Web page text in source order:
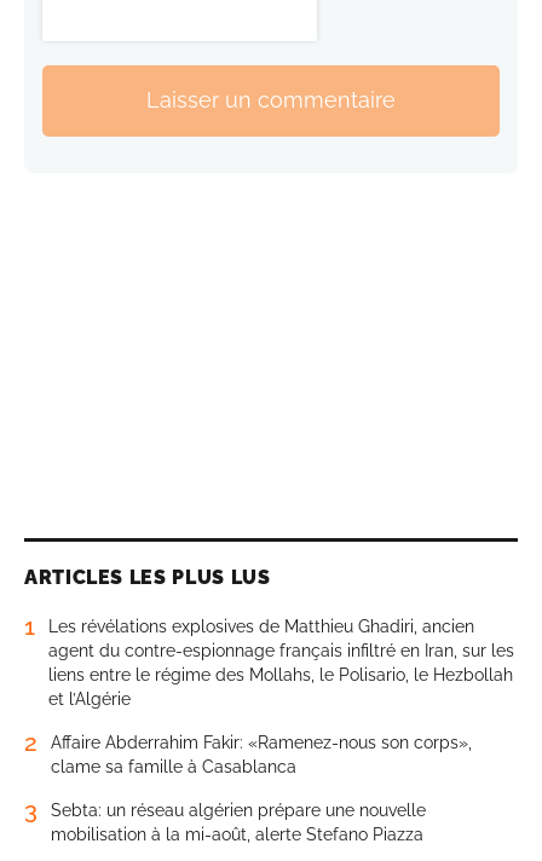
Laisser un commentaire
ARTICLES LES PLUS LUS
1
Les révélations explosives de Matthieu Ghadiri, ancien
agent du contre-espionnage français infiltré en Iran, sur les
liens entre le régime des Mollahs, le Polisario, le Hezbollah
et l’Algérie
2
Affaire Abderrahim Fakir: «Ramenez-nous son corps»,
clame sa famille à Casablanca
3
Sebta: un réseau algérien prépare une nouvelle
mobilisation à la mi-août, alerte Stefano Piazza